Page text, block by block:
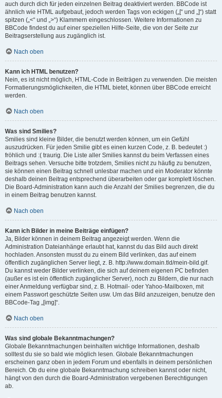
auch durch dich für jeden einzelnen Beitrag deaktiviert werden. BBCode ist
ähnlich wie HTML aufgebaut, jedoch werden Tags von eckigen („[“ und „]“) statt
spitzen („<“ und „>“) Klammern eingeschlossen. Weitere Informationen zu
BBCode findest du auf einer speziellen Hilfe-Seite, die von der Seite zur
Beitragserstellung aus zugänglich ist.
Nach oben
Kann ich HTML benutzen?
Nein, es ist nicht möglich, HTML-Code in Beiträgen zu verwenden. Die meisten
Formatierungsmöglichkeiten, die HTML bietet, können über BBCode erreicht
werden.
Nach oben
Was sind Smilies?
Smilies sind kleine Bilder, die benutzt werden können, um ein Gefühl
auszudrücken. Für jeden Smilie gibt es einen kurzen Code, z. B. bedeutet :)
fröhlich und :( traurig. Die Liste aller Smilies kannst du beim Verfassen eines
Beitrags sehen. Versuche bitte trotzdem, Smilies nicht zu häufig zu benutzen,
sie können einen Beitrag schnell unlesbar machen und ein Moderator könnte
deshalb deinen Beitrag entsprechend überarbeiten oder gar komplett löschen.
Die Board-Administration kann auch die Anzahl der Smilies begrenzen, die du
in einem Beitrag benutzen kannst.
Nach oben
Kann ich Bilder in meine Beiträge einfügen?
Ja, Bilder können in deinem Beitrag angezeigt werden. Wenn die
Administration Dateianhänge erlaubt hat, kannst du das Bild auch direkt
hochladen. Ansonsten musst du zu einem Bild verlinken, das auf einem
öffentlich zugänglichen Server liegt, z. B. http://www.domain.tld/mein-bild.gif.
Du kannst weder Bilder verlinken, die sich auf deinem eigenen PC befinden
(außer es ist ein öffentlich zugänglicher Server), noch zu Bildern, die nur nach
einer Anmeldung verfügbar sind, z. B. Hotmail- oder Yahoo-Mailboxen, mit
einem Passwort geschützte Seiten usw. Um das Bild anzuzeigen, benutze den
BBCode-Tag „[img]“.
Nach oben
Was sind globale Bekanntmachungen?
Globale Bekanntmachungen beinhalten wichtige Informationen, deshalb
solltest du sie so bald wie möglich lesen. Globale Bekanntmachungen
erscheinen ganz oben in jedem Forum und ebenfalls in deinem persönlichen
Bereich. Ob du eine globale Bekanntmachung schreiben kannst oder nicht,
hängt von den durch die Board-Administration vergebenen Berechtigungen
ab.